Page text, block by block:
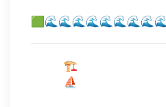
⠀⠀⠀⠀🏗️
⠀⠀⠀⠀⛵